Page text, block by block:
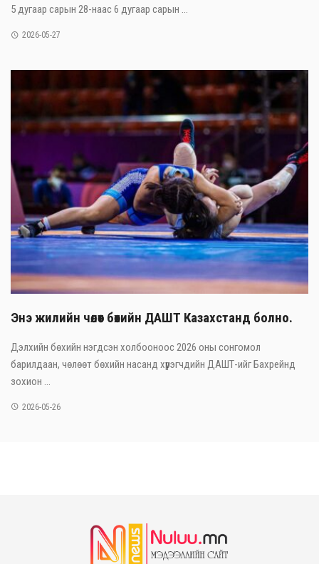
5 дугаар сарын 28-наас 6 дугаар сарын ...
2026-05-27
Энэ жилийн чөлөөт бөхийн ДАШТ Казахстанд болно.
Дэлхийн бөхийн нэгдсэн холбооноос 2026 оны сонгомол
барилдаан, чөлөөт бөхийн насанд хүрэгчдийн ДАШТ-ийг Бахрейнд
зохион ...
2026-05-26